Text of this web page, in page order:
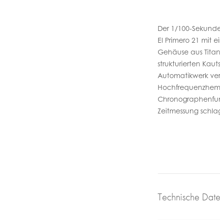
Der 1/100-
El Primero 21 mit
Gehäuse aus
strukturierten
Automatikwerk
Zeitmessung
Technische